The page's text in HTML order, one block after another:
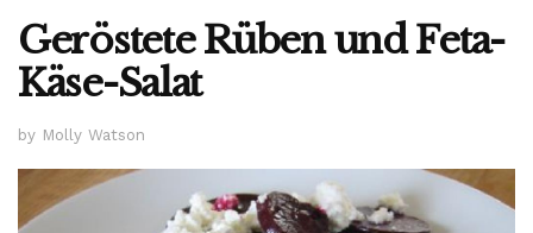
Geröstete Rüben und Feta-
Käse-Salat
by Molly Watson